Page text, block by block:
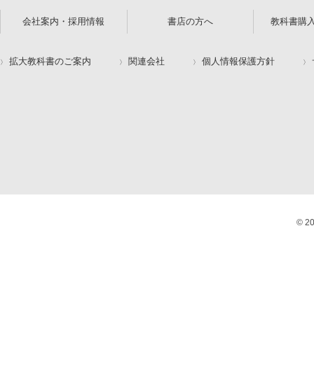
会社案内・採用情報 書店の方へ 教科書購
拡大教科書のご案内 関連会社 個人情報保護方針
©